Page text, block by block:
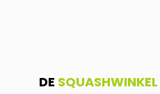
DE SQUASHWINKEL